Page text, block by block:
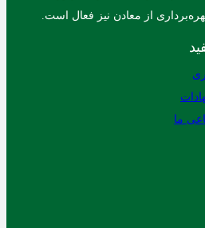
از معادن نیز فعال است.
ما